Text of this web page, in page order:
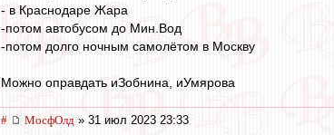
- в Краснодаре Жара
-потом автобусом до Мин.Вод
-потом долго ночным самолётом в Москву
Можно оправдать иЗобнина, иУмярова
# МосфОлд » 31 июл 2023 23:33